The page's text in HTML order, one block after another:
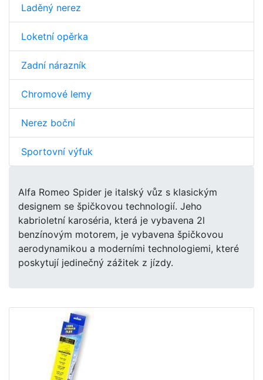
Laděný nerez
Loketní opěrka
Zadní nárazník
Chromové lemy
Nerez boční
Sportovní výfuk
Alfa Romeo Spider je italský vůz s klasickým
designem se špičkovou technologií. Jeho
kabrioletní karoséria, která je vybavena 2l
benzínovým motorem, je vybavena špičkovou
aerodynamikou a moderními technologiemi, které
poskytují jedinečný zážitek z jízdy.